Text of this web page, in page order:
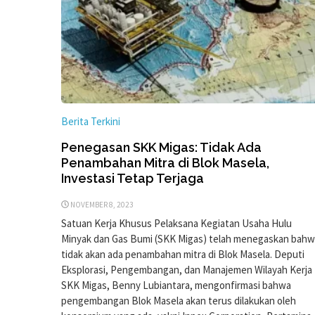
Berita Terkini
Penegasan SKK Migas: Tidak Ada
Penambahan Mitra di Blok Masela,
Investasi Tetap Terjaga
NOVEMBER 8, 2023
Satuan Kerja Khusus Pelaksana Kegiatan Usaha Hulu
Minyak dan Gas Bumi (SKK Migas) telah menegaskan
tidak akan ada penambahan mitra di Blok Masela. Deputi
Eksplorasi, Pengembangan, dan Manajemen Wilayah Kerja
SKK Migas, Benny Lubiantara, mengonfirmasi bahwa
pengembangan Blok Masela akan terus dilakukan oleh